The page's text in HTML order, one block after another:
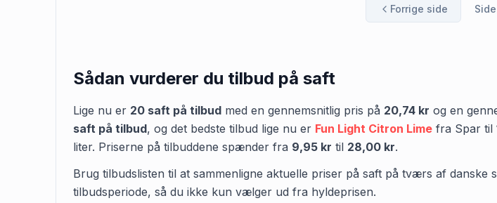
Forrige side Side
Sådan vurderer du tilbud på saft
Lige nu er 20 saft på tilbud med en gennemsnitlig pris på 20,74 kr og en
saft på tilbud, og det bedste tilbud lige nu er Fun Light Citron Lime fra Spar til
liter. Priserne på tilbuddene spænder fra 9,95 kr til 28,00 kr.
Brug tilbudslisten til at sammenligne aktuelle priser på saft på tværs af
tilbudsperiode, så du ikke kun vælger ud fra hyldeprisen.